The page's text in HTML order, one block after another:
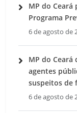
MP do
Programa
6 de agosto de
MP do
agentes
suspeitos de
6 de agosto de